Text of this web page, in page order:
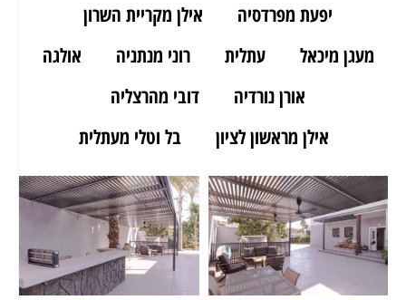
יפעת מפרדסיה
אילן מקריית השרון
מעגן מיכאל
עתלית רוני מנתניה
אולגה
אורן נורדיה
דובי מהרצליה
אילן מראשון לציון
בל וטלי מעתלית